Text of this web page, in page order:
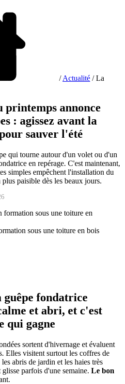
/Actualité / La
printemps annonce
: agissez avant la
sauver l'été
qui tourne autour d'un volet ou d'un
en repérage. C'est maintenant,
simples empêchent l'installation du
paisible dès les beaux jours.
sous une toiture en bois
guêpe fondatrice
et abri, et c'est
qui gagne
sortent d'hivernage et évaluent
Elles visitent surtout les coffres de
abris de jardin et les haies très
parfois d'une semaine. Le bon